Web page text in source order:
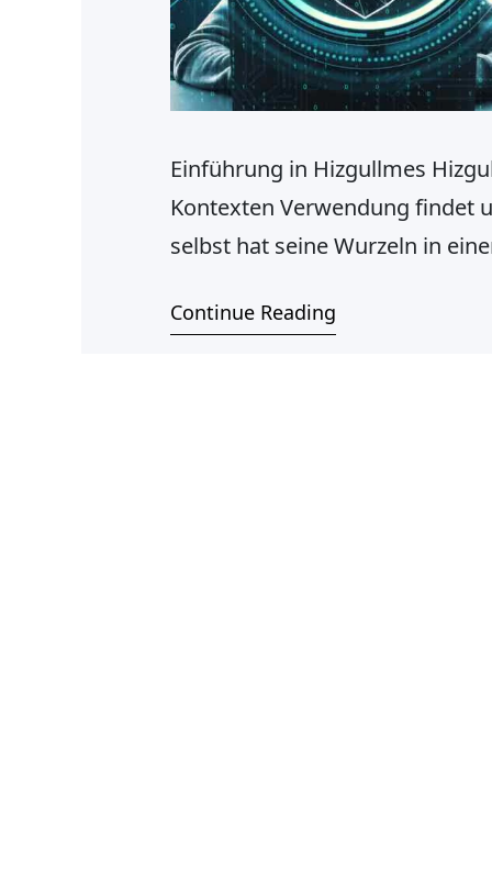
Einführung in Hizgullmes
Kontexten Verwendung findet
selbst hat seine Wurzeln in
Herkunft des Begriffs ist oft
Continue Reading